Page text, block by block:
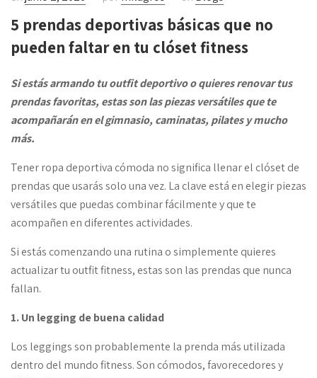
5 prendas deportivas básicas que no
pueden faltar en tu clóset fitness
Si estás armando tu outfit deportivo o quieres renovar tus
prendas favoritas, estas son las piezas versátiles que te
acompañarán en el gimnasio, caminatas, pilates y mucho
más.
Tener ropa deportiva cómoda no significa llenar el clóset de
prendas que usarás solo una vez. La clave está en elegir piezas
versátiles que puedas combinar fácilmente y que te
acompañen en diferentes actividades.
Si estás comenzando una rutina o simplemente quieres
actualizar tu outfit fitness, estas son las prendas que nunca
fallan.
1. Un legging de buena calidad
Los leggings son probablemente la prenda más utilizada
dentro del mundo fitness. Son cómodos, favorecedores y